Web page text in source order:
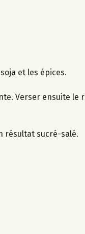
et les épices.
Verser ensuite le
résultat sucré-salé.